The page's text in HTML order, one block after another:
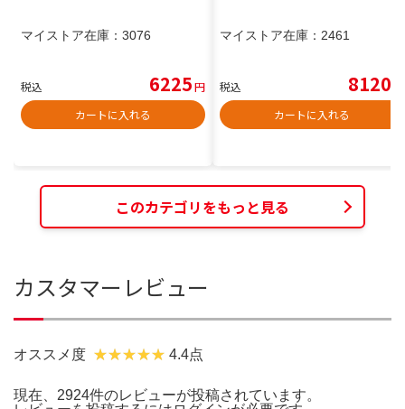
マイストア在庫： 3076
税込 6225円
カートに入れる
マイストア在庫： 2461
税込 8120
カートに入れる
このカテゴリをもっと見る
カスタマーレビュー
オススメ度 4.4点
現在、2924件のレビューが投稿されています。